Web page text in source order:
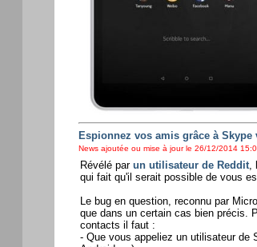
Espionnez vos amis grâce à
News ajoutée ou mise à jour le 26/12/2014
Révélé par un utilisateur de Reddit,
qui fait qu'il serait possible de vous
Le bug en question, reconnu par
que dans un certain cas bien précis.
contacts il faut :
- Que vous appeliez un utilisateur de